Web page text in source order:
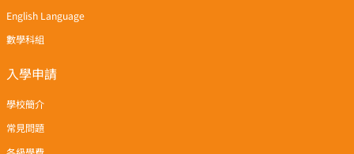
English Language
數學科組
入學申請
學校簡介
常見問題